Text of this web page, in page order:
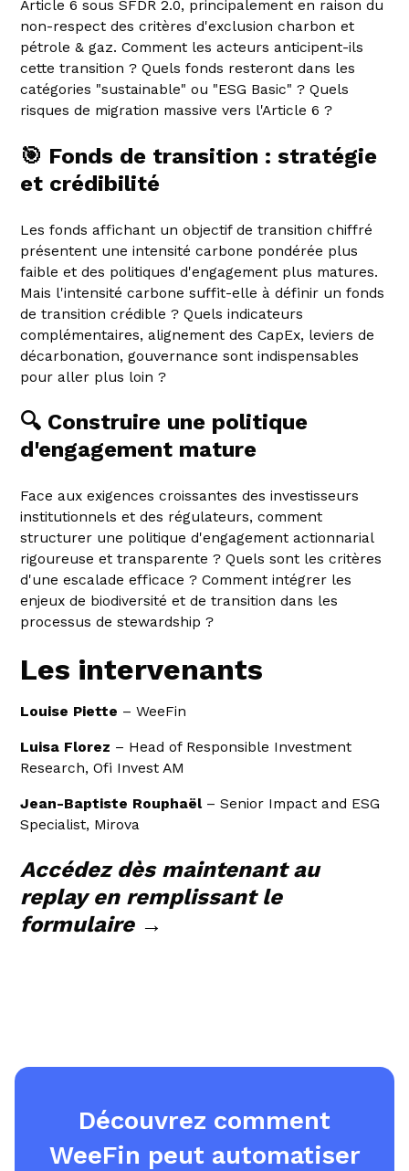
Article 6 sous SFDR 2.0, principalement en raison du
non-respect des critères d'exclusion charbon et
pétrole & gaz. Comment les acteurs anticipent-ils
cette transition ? Quels fonds resteront dans les
catégories "sustainable" ou "ESG Basic" ? Quels
risques de migration massive vers l'Article 6 ?
🎯 Fonds de transition : stratégie
et crédibilité
Les fonds affichant un objectif de transition chiffré
présentent une intensité carbone pondérée plus
faible et des politiques d'engagement plus matures.
Mais l'intensité carbone suffit-elle à définir un fonds
de transition crédible ? Quels indicateurs
complémentaires, alignement des CapEx, leviers de
décarbonation, gouvernance sont indispensables
pour aller plus loin ?
🔍 Construire une politique
d'engagement mature
Face aux exigences croissantes des investisseurs
institutionnels et des régulateurs, comment
structurer une politique d'engagement actionnarial
rigoureuse et transparente ? Quels sont les critères
d'une escalade efficace ? Comment intégrer les
enjeux de biodiversité et de transition dans les
processus de stewardship ?
Les intervenants
Louise Piette – WeeFin
Luisa Florez – Head of Responsible Investment
Research, Ofi Invest AM
Jean-Baptiste Rouphaël– Senior Impact and ESG
Specialist, Mirova
Accédez dès maintenant au
replay en remplissant le
formulaire →
Découvrez comment
WeeFin peut automatiser